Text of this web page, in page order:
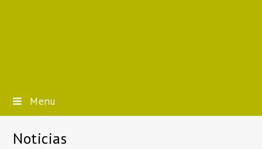
Menu
Noticias